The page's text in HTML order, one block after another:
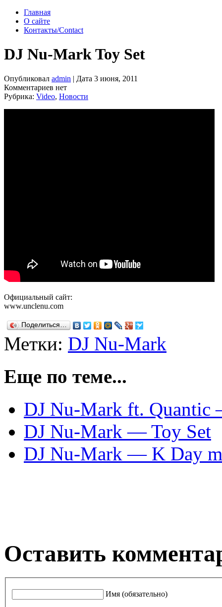
Главная
О сайте
Контакты/Contact
DJ Nu-Mark Toy Set
Опубликовал admin | Дата 3 июня, 2011
Комментариев нет
Рубрика: Video, Новости
Официальный сайт:
www.unclenu.com
Поделиться…
Метки: DJ Nu-Mark
Еще по теме...
DJ Nu-Mark ft.
DJ Nu-Mark — Toy Set
DJ Nu-Mark — K Day
Оставить
Имя (обязательно)